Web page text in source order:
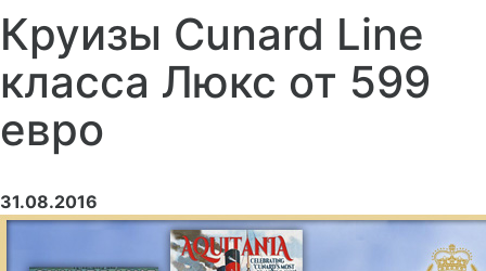
Круизы Cunard Line
класса Люкс от 599
евро
31.08.2016